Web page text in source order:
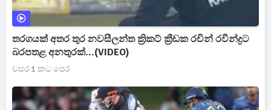
තරගයක් අතර තුර නවසීලන්ත ක්‍රිකට් ක්‍රීඩක රචින් රවීන්ද්‍රට
බරපතළ අනතුරක්...(VIDEO)
වසර 1 කට පෙර